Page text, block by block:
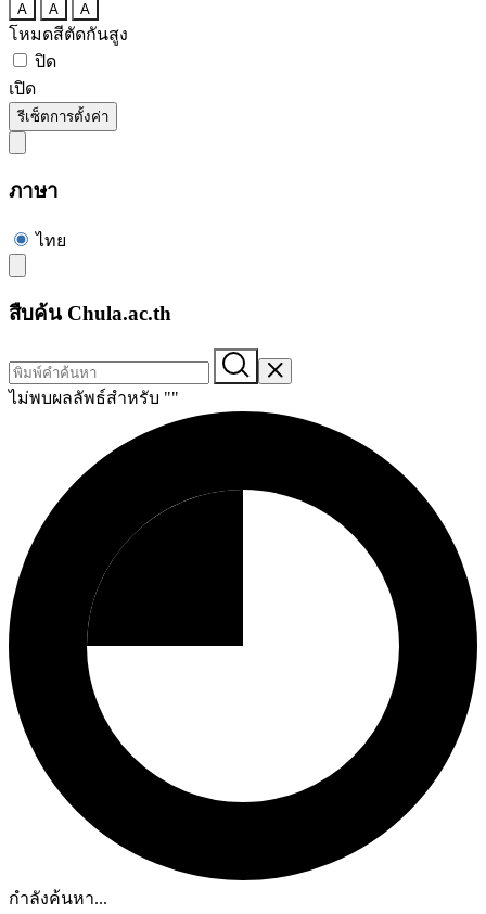
A A A
โหมดสีตัดกันสูง
ปิด
เปิด
รีเซ็ตการตั้งค่า
ภาษา
ไทย
สืบค้น Chula.ac.th
ไม่พบผลลัพธ์สำหรับ ""
กำลังค้นหา...